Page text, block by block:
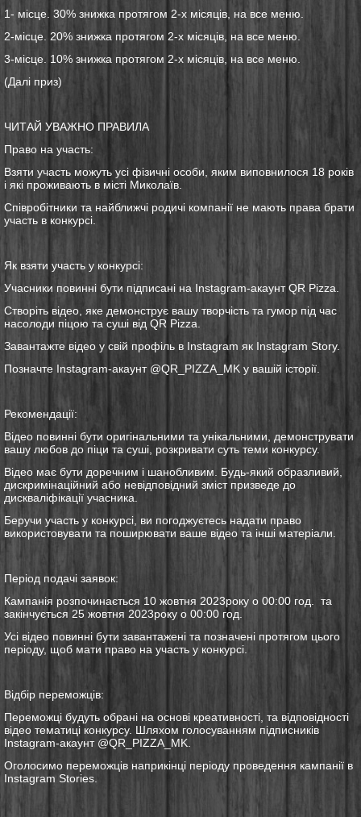
1- місце. 30% знижка протягом 2-х місяців, на все меню.
2-місце. 20% знижка протягом 2-х місяців, на все меню.
3-місце. 10% знижка протягом 2-х місяців, на все меню.
(Далі приз)
ЧИТАЙ УВАЖНО ПРАВИЛА
Право на участь:
Взяти участь можуть усі фізичні особи, яким виповнилося 18 років
і які проживають в місті Миколаїв.
Співробітники та найближчі родичі компанії не мають права брати
участь в конкурсі.
Як взяти участь у конкурсі:
Учасники повинні бути підписані на Instagram-акаунт QR Pizza.
Створіть відео, яке демонструє вашу творчість та гумор під час
насолоди піцою та суші від QR Pizza.
Завантажте відео у свій профіль в Instagram як Instagram Story.
Позначте Instagram-акаунт @QR_PIZZA_MK у вашій історії.
Рекомендації:
Відео повинні бути оригінальними та унікальними, демонструвати
вашу любов до піци та суші, розкривати суть теми конкурсу.
Відео має бути доречним і шанобливим. Будь-який образливий,
дискримінаційний або невідповідний зміст призведе до
дискваліфікації учасника.
Беручи участь у конкурсі, ви погоджуєтесь надати право
використовувати та поширювати ваше відео та інші матеріали.
Період подачі заявок:
Кампанія розпочинається 10 жовтня 2023року о 00:00 год. та
закінчується 25 жовтня 2023року о 00:00 год.
Усі відео повинні бути завантажені та позначені протягом цього
періоду, щоб мати право на участь у конкурсі.
Відбір переможців:
Переможці будуть обрані на основі креативності, та відповідності
відео тематиці конкурсу. Шляхом голосуванням підписників
Instagram-акаунт @QR_PIZZA_MK.
Оголосимо переможців наприкінці періоду проведення кампанії в
Instagram Stories.